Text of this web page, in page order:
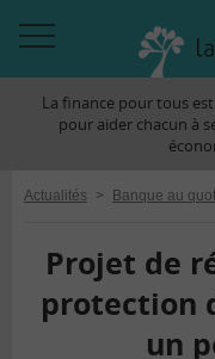
àLa finance pour tous
pour aider chacun à
Actualités > Banque au
Projet de
protection
un